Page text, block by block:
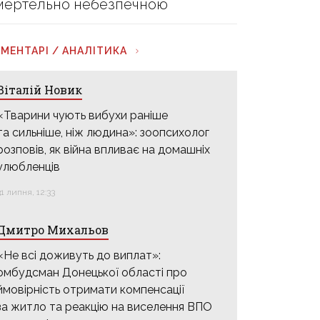
небезпечною
/ АНАЛІТИКА
Новик
чують вибухи раніше
сильніше, ніж людина»: зоопсихолог
як війна впливає на домашніх
липня, 12:33
Михальов
всі доживуть до виплат»:
Донецької області про
отримати компенсації
житло та реакцію на виселення ВПО